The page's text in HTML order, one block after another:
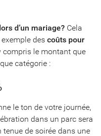
d’un mariage? Cela
des coûts pour
compris le montant que
catégorie :
le ton de votre journée,
dans un parc sera
tenue de soirée dans une